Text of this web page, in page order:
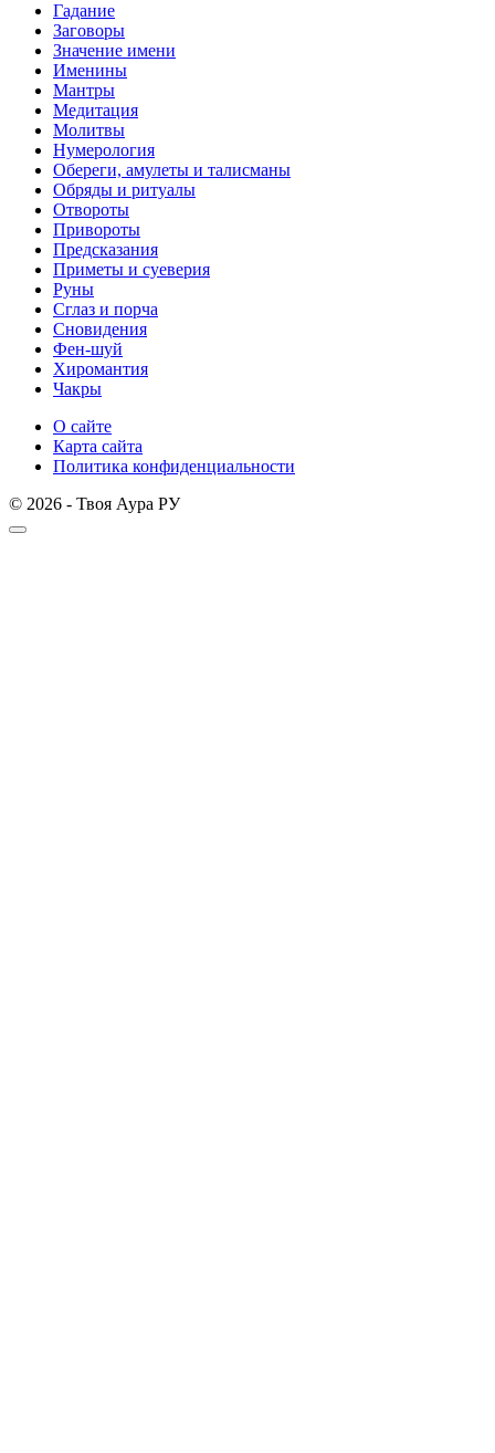
Гадание
Заговоры
Значение имени
Именины
Мантры
Медитация
Молитвы
Нумерология
Обереги, амулеты и талисманы
Обряды и ритуалы
Отвороты
Привороты
Предсказания
Приметы и суеверия
Руны
Сглаз и порча
Сновидения
Фен-шуй
Хиромантия
Чакры
О сайте
Карта сайта
Политика конфиденциальности
© 2026 - Твоя Аура РУ